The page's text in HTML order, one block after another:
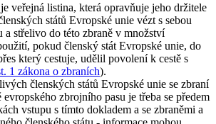
veřejná listina, která opravňuje jeho držitele
států Evropské unie vézt s sebou
a střelivo do této zbraně v množství
pokud členský stát Evropské unie, do
který cestuje, udělil povolení k cestě s
1 zákona o zbraních).
členských států Evropské unie se zbraní
evropského zbrojního pasu je třeba se předem
vstupu s tímto dokladem a se zbraněmi a